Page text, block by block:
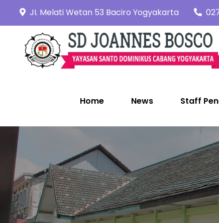
content
JI. Melati Wetan 53 Baciro Yogyakarta
Home News Staff